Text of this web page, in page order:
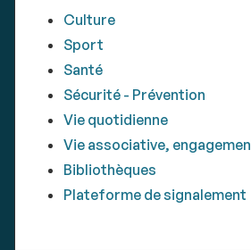
Culture
Sport
Santé
Sécurité - Prévention
Vie quotidienne
Vie associative,
Bibliothèques
Plateforme de signalement